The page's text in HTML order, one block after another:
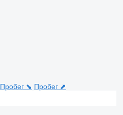
Пробег ⬊ Пробег ⬈